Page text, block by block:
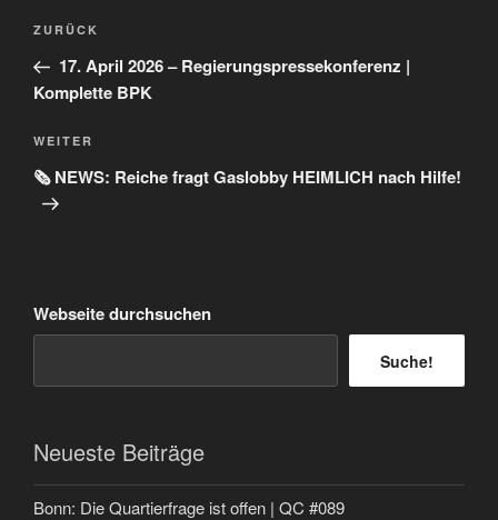
Beitragsnavigation
Vorheriger
Beitrag
ZURÜCK
17. April 2026 – Regierungspressekonferenz |
Komplette BPK
Nächster
Beitrag
WEITER
🗞️ NEWS: Reiche fragt Gaslobby HEIMLICH nach Hilfe!
Webseite durchsuchen
Suche!
Neueste Beiträge
Bonn: Die Quartierfrage ist offen | QC #089